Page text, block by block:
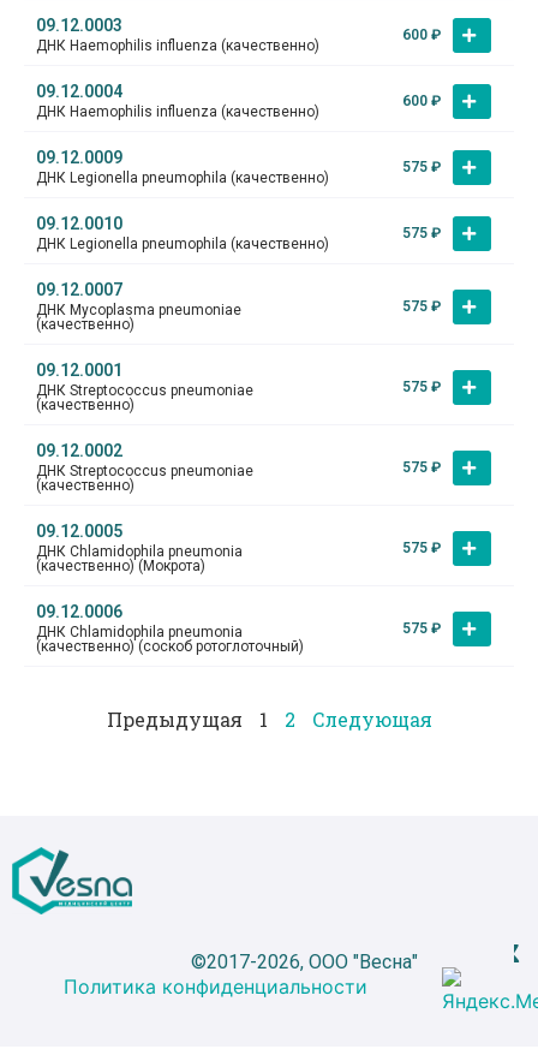
09.12.0003
ДНК Haemophilis influenza (качественно)
600 ₽
09.12.0004
ДНК Haemophilis influenza (качественно)
600 ₽
09.12.0009
ДНК Legionella pneumophila (качественно)
575 ₽
09.12.0010
ДНК Legionella pneumophila (качественно)
575 ₽
09.12.0007
ДНК Mycoplasma pneumoniae
(качественно)
575 ₽
09.12.0001
ДНК Streptococcus pneumoniae
(качественно)
575 ₽
09.12.0002
ДНК Streptococcus pneumoniae
(качественно)
575 ₽
09.12.0005
ДНК Сhlamidophila pneumonia
(качественно) (Мокрота)
575 ₽
09.12.0006
ДНК Сhlamidophila pneumonia
(качественно) (соскоб ротоглоточный)
575 ₽
Предыдущая 1 2 Следующая
©2017-2026, ООО "Весна"
Политика конфиденциальности